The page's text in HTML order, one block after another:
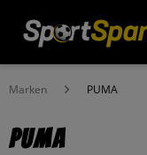
Marken PUMA
PUMA